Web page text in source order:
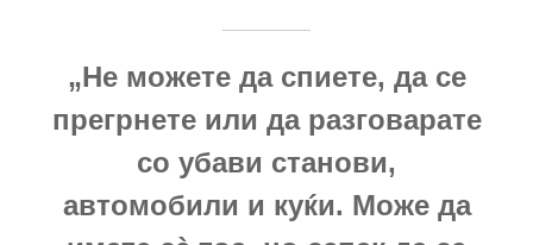
„Не можете да спиете, да се
прегрнете или да разговарате
со убави станови,
автомобили и куќи. Може да